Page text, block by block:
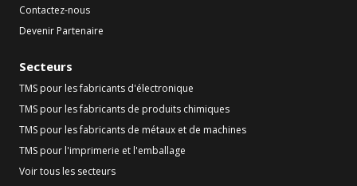
Contactez-nous
Devenir Partenaire
Secteurs
TMS pour les fabricants d'électronique
TMS pour les fabricants de produits chimiques
TMS pour les fabricants de métaux et de machines
TMS pour l'imprimerie et l'emballage
Voir tous les secteurs